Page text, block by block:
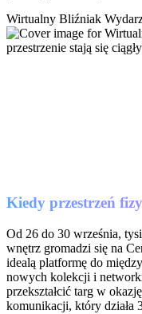
Wirtualny Bliźniak
Kiedy przestrzeń
Od 26 do 30 września,
wnętrz gromadzi się na
idealą platformę do
nowych kolekcji i
przekształcić targ w
komunikacji, który działa